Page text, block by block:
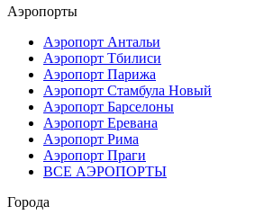
Аэропорты
Аэропорт Антальи
Аэропорт Тбилиси
Аэропорт Парижа
Аэропорт Стамбула Новый
Аэропорт Барселоны
Аэропорт Еревана
Аэропорт Рима
Аэропорт Праги
ВСЕ АЭРОПОРТЫ
Города